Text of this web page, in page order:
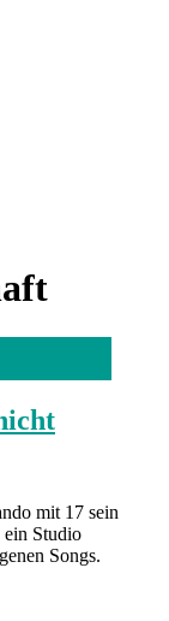
mit 17 sein
ein Studio
Songs.